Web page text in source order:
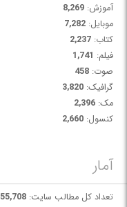
آموزش: 8,269
موبایل: 7,282
کتاب: 2,237
فیلم: 1,741
صوت: 458
گرافیک: 3,820
مک: 2,396
کنسول: 2,660
آمار
تعداد کل مطالب سایت: 55,708